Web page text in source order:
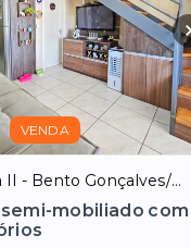
VENDA
- Bento Gonçalves/RS
mobiliado com